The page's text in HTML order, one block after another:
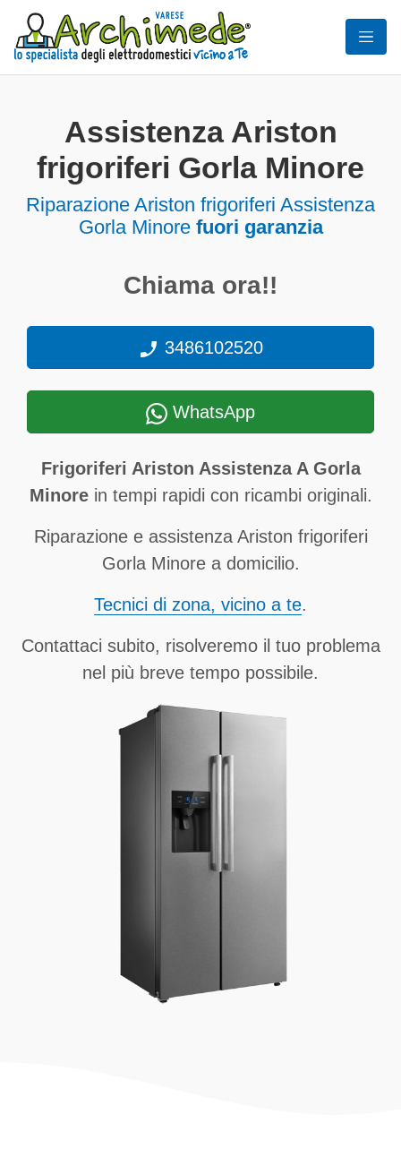
Assistenza Ariston
frigoriferi Gorla Minore
Riparazione Ariston frigoriferi Assistenza
Gorla Minore fuori garanzia
Chiama ora!!
3486102520
WhatsApp
Frigoriferi Ariston Assistenza A Gorla
Minorein tempi rapidi con ricambi originali.
Riparazione e assistenza Ariston frigoriferi
Gorla Minore a domicilio.
Tecnici di zona, vicino a te.
Contattaci subito, risolveremo il tuo problema
nel più breve tempo possibile.